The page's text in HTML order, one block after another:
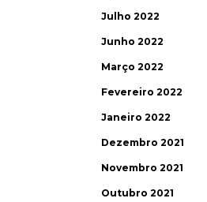
Julho 2022
Junho 2022
Março 2022
Fevereiro 2022
Janeiro 2022
Dezembro 2021
Novembro 2021
Outubro 2021